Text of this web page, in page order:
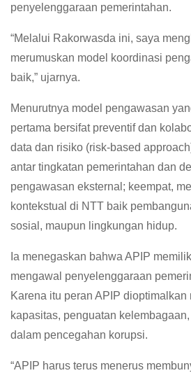
penyelenggaraan pemerintahan.
“Melalui Rakorwasda ini, saya
merumuskan model koordinasi
baik,” ujarnya.
Menurutnya model pengawasan
pertama bersifat preventif dan
data dan risiko (risk-based
antar tingkatan pemerintahan dan
pengawasan eksternal; keempat,
kontekstual di NTT baik
sosial, maupun lingkungan hidup.
Ia menegaskan bahwa APIP
mengawal penyelenggaraan
Karena itu peran APIP
kapasitas, penguatan
dalam pencegahan korupsi.
“APIP harus terus menerus